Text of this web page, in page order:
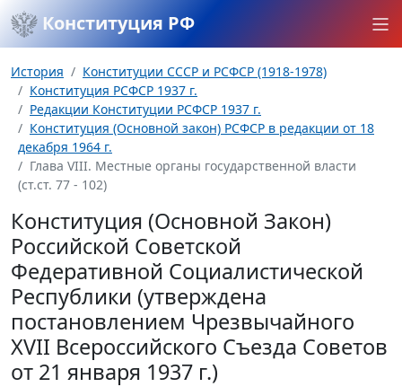
Конституция РФ
История
Конституции СССР и РСФСР (1918-1978)
Конституция РСФСР 1937 г.
Редакции Конституции РСФСР 1937 г.
Конституция (Основной закон) РСФСР в редакции от 18
декабря 1964 г.
Глава VIII. Местные органы государственной власти
(ст.ст. 77 - 102)
Конституция (Основной Закон)
Российской Советской
Федеративной Социалистической
Республики (утверждена
постановлением Чрезвычайного
XVII Всероссийского Съезда Советов
от 21 января 1937 г.)